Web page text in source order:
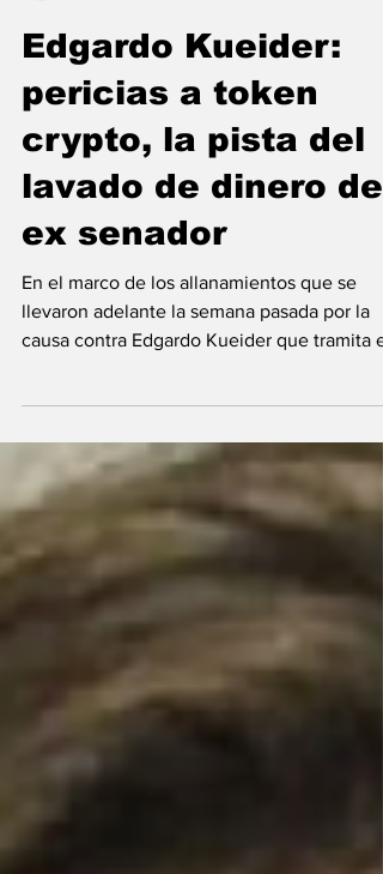
Emiliano Damonte
20 dic 2024
Edgardo Kueider:
pericias a token
crypto, la pista del
lavado de dinero del
ex senador
En el marco de los allanamientos que se
causa contra Edgardo Kueider que tramita